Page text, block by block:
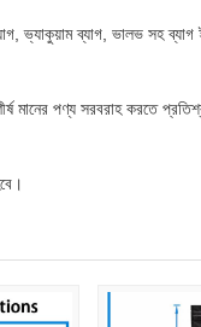
ভ্যাকুয়াম ব্যাগ, ভালভ সহ ব্যাগ
মানের পণ্য সরবরাহ করতে